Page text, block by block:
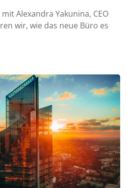
Alexandra Yakunina, CEO
wir, wie das neue Büro es